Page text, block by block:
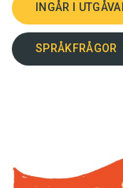
INGÅR I
SPRÅKFRÅGOR